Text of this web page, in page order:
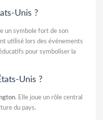
Unis ?
un symbole fort de son
utilisé lors des événements
pour symboliser la
Unis ?
. Elle joue un rôle central
du pays.